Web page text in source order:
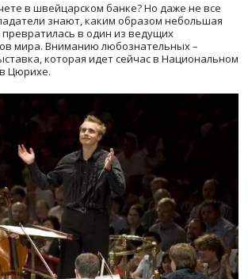
в швейцарском банке? Но даже не все
знают, каким образом небольшая
превратилась в один из ведущих
мира. Вниманию любознательных –
которая идет сейчас в Национальном
Цюрихе.